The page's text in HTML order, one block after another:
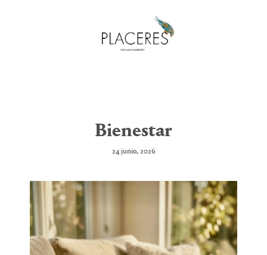
Bienestar
24 junio, 2026